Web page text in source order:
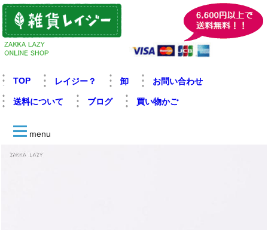
TOP レイジー？ 卸 お問い合わせ
送料について ブログ 買い物かご
menu